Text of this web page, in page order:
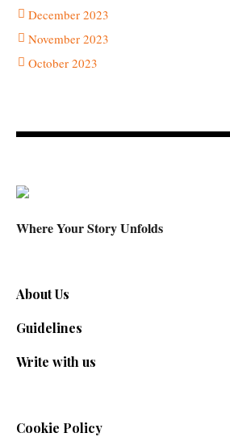
December 2023
November 2023
October 2023
Where Your Story Unfolds
About Us
Guidelines
Write with us
Cookie Policy